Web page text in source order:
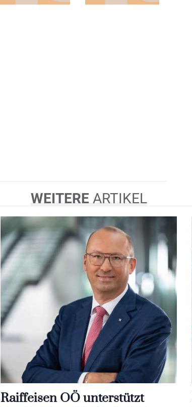
WEITEREARTIKEL
Raiffeisen OÖ unterstützt